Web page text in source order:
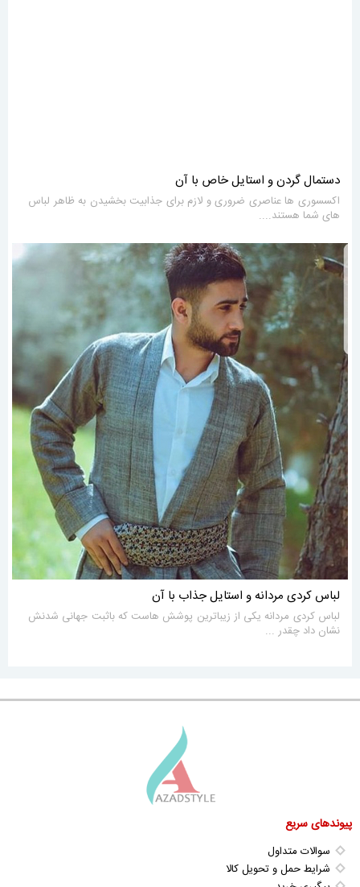
دستمال گردن و استایل خاص با آن
اکسسوری ها عناصری ضروری و لازم برای جذابیت بخشیدن به ظاهر لباس
های شما هستند....
لباس کردی مردانه و استایل جذاب با آن
لباس کردی مردانه یکی از زیباترین پوشش هاست که باثبت جهانی شدنش
نشان داد چقدر ...
پیوندهای سریع
سوالات متداول
شرایط حمل و تحویل کالا